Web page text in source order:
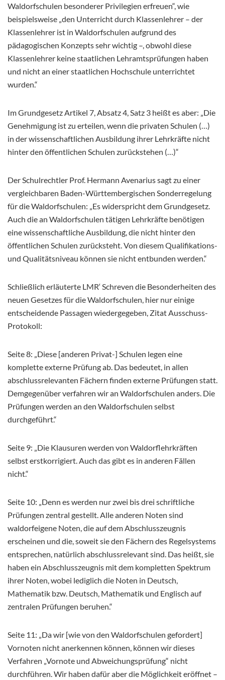
Waldorfschulen besonderer Privilegien erfreuen“, wie
beispielsweise „den Unterricht durch Klassenlehrer – der
Klassenlehrer ist in Waldorfschulen aufgrund des
pädagogischen Konzepts sehr wichtig –, obwohl diese
Klassenlehrer keine staatlichen Lehramtsprüfungen haben
und nicht an einer staatlichen Hochschule unterrichtet
wurden.“
Im Grundgesetz Artikel 7, Absatz 4, Satz 3 heißt es aber: „Die
Genehmigung ist zu erteilen, wenn die privaten Schulen (…)
in der wissenschaftlichen Ausbildung ihrer Lehrkräfte nicht
hinter den öffentlichen Schulen zurückstehen (…)“
Der Schulrechtler Prof. Hermann Avenarius sagt zu einer
vergleichbaren Baden-Württembergischen Sonderregelung
für die Waldorfschulen: „Es widerspricht dem Grundgesetz.
Auch die an Waldorfschulen tätigen Lehrkräfte benötigen
eine wissenschaftliche Ausbildung, die nicht hinter den
öffentlichen Schulen zurücksteht. Von diesem Qualifikations-
und Qualitätsniveau können sie nicht entbunden werden.“
Schließlich erläuterte LMR‘ Schreven die Besonderheiten des
neuen Gesetzes für die Waldorfschulen, hier nur einige
entscheidende Passagen wiedergegeben, Zitat Ausschuss-
Protokoll:
Seite 8: „Diese [anderen Privat-] Schulen legen eine
komplette externe Prüfung ab. Das bedeutet, in allen
abschlussrelevanten Fächern finden externe Prüfungen statt.
Demgegenüber verfahren wir an Waldorfschulen anders. Die
Prüfungen werden an den Waldorfschulen selbst
durchgeführt.“
Seite 9: „Die Klausuren werden von Waldorflehrkräften
selbst erstkorrigiert. Auch das gibt es in anderen Fällen
nicht.“
Seite 10: „Denn es werden nur zwei bis drei schriftliche
Prüfungen zentral gestellt. Alle anderen Noten sind
waldorfeigene Noten, die auf dem Abschlusszeugnis
erscheinen und die, soweit sie den Fächern des Regelsystems
entsprechen, natürlich abschlussrelevant sind. Das heißt, sie
haben ein Abschlusszeugnis mit dem kompletten Spektrum
ihrer Noten, wobei lediglich die Noten in Deutsch,
Mathematik bzw. Deutsch, Mathematik und Englisch auf
zentralen Prüfungen beruhen.“
Seite 11: „Da wir [wie von den Waldorfschulen gefordert]
Vornoten nicht anerkennen können, können wir dieses
Verfahren „Vornote und Abweichungsprüfung“ nicht
durchführen. Wir haben dafür aber die Möglichkeit eröffnet –